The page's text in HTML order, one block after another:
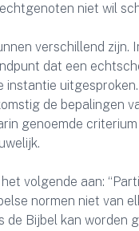
niet wil
verschillend
dat een
instantie
de bepalingen
genoemde
volgende aan:
normen niet van
de Bijbel kan worden